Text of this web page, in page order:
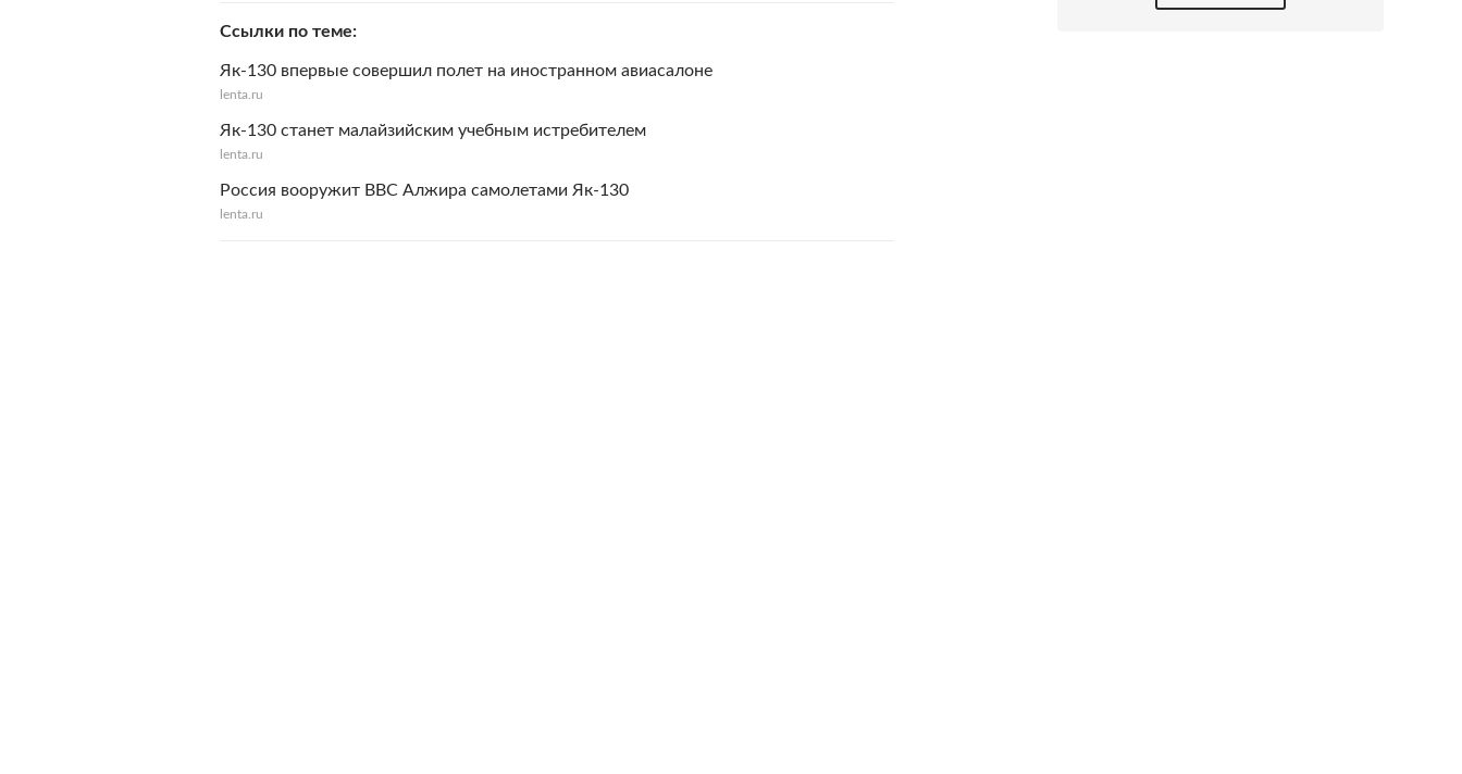
Ссылки по теме
Як-130 впервые совершил полет на иностранном авиасалоне
lenta.ru
Як-130 станет малайзийским учебным истребителем
lenta.ru
Россия вооружит ВВС Алжира самолетами Як-130
lenta.ru